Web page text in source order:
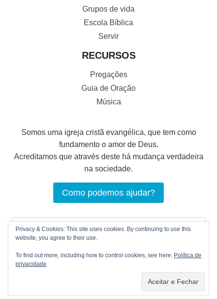
Grupos de vida
Escola Bíblica
Servir
RECURSOS
Pregações
Guia de Oração
Música
Somos uma igreja cristã evangélica, que tem como
fundamento o amor de Deus.
Acreditamos que através deste há mudança verdadeira
na sociedade.
Como podemos ajudar?
Pesquisar
por:
© 2026 LOGOS Comunhão Cristã |
Privacy & Cookies: This site uses cookies. By continuing to use this
website, you agree to their use.
To find out more, including how to control cookies, see here: Política de
privacidade